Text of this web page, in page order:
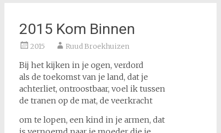
2015 Kom Binnen
2015 Ruud Broekhuizen
Bij het kijken in je ogen, verdord
als de toekomst van je land, dat je
achterliet, ontroostbaar, voel ik tussen
de tranen op de mat, de veerkracht
om te lopen, een kind in je armen, dat